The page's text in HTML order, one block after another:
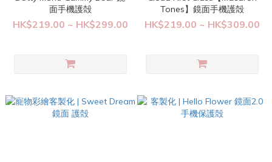
面手機護殻
HK$219.00 ~ HK$299.00
Tones】鏡面手機護殻
HK$219.00 ~ HK$309.00